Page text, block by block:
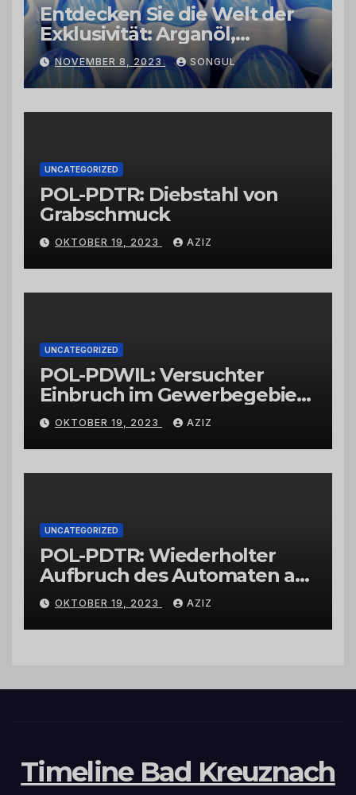
Entdecken Sie die Welt der
Exklusivität: Arganöl,
Kaktusfeigenkernöl und
Schwarzkümmelöl von
vertrauenswürdigen
Großhändlern und Anbietern
NOVEMBER 8, 2023 SONGUL
UNCATEGORIZED
POL-PDTR: Diebstahl von
Grabschmuck
OKTOBER 19, 2023 AZIZ
UNCATEGORIZED
POL-PDWIL: Versuchter
Einbruch im Gewerbegebiet
Wittlich
OKTOBER 19, 2023 AZIZ
UNCATEGORIZED
POL-PDTR: Wiederholter
Aufbruch des Automaten am
Wohnmobilstellplatz in
Hermeskeil am Labachweg
OKTOBER 19, 2023 AZIZ
Timeline Bad Kreuznach